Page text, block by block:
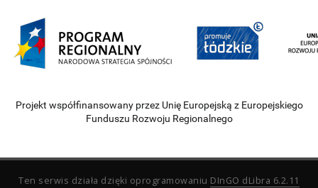
Projekt współfinansowany przez Unię Europejską z Europejskiego
Funduszu Rozwoju Regionalnego
Ten serwis działa dzięki oprogramowaniu DInGO dLibra 6.2.11